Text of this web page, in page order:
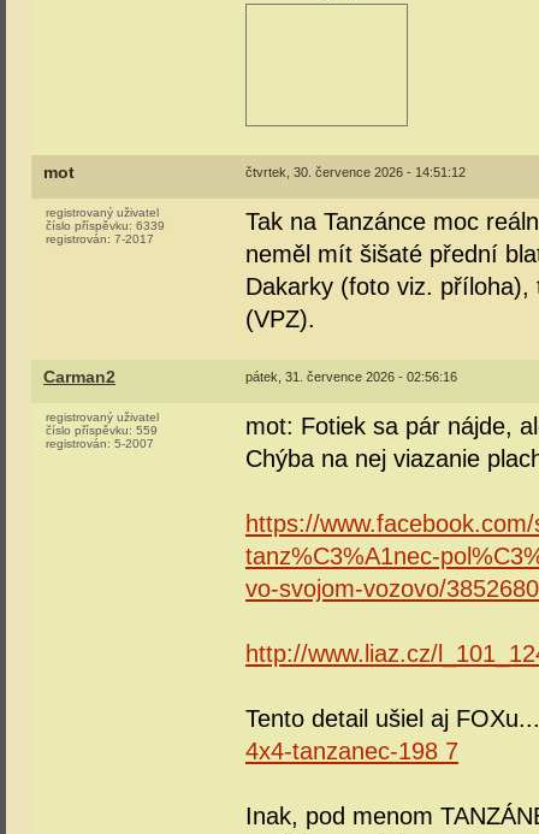
mot čtvrtek, 30. července 2026 - 14:51:12
registrovaný uživatel
číslo příspěvku: 6339
registrován: 7-2017
Tak na Tanzánce moc
neměl mít šišaté přední
Dakarky (foto viz.
(VPZ).
Carman2 pátek, 31. července 2026 - 02:56:16
registrovaný uživatel
číslo příspěvku: 559
registrován: 5-2007
mot: Fotiek sa pár nájde,
Chýba na nej viazanie
https://
tanz%C3%A1nec-
vo-svojom-vozovo/
http://www.liaz.cz/
Tento detail ušiel aj
4x4-tanzanec-198 7
Inak, pod menom